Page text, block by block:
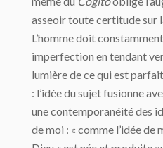
asseoir toute certitude sur
L’homme doit
imperfection en tendant
lumière de ce qui est
: l’idée du sujet fusionne
une contemporanéité des
de moi : « comme l’idée de